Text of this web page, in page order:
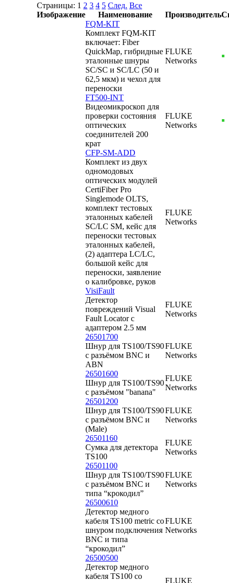
Страницы: 1 2 3 4 5 След. Все
Изображение
Наименование Производитель
FQM-KIT
Комплект FQM-KIT
включает: Fiber
QuickMap, гибридные
эталонные шнуры
SC/SC и SC/LC (50 и
62,5 мкм) и чехол для
переноски
FLUKE
Networks
FT500-INT
Видеомикроскоп для
проверки состояния
оптических
соединителей 200
крат
FLUKE
Networks
CFP-SM-ADD
Комплект из двух
одномодовых
оптических модулей
CertiFiber Pro
Singlemode OLTS,
комплект тестовых
эталонных кабелей
SC/LC SM, кейс для
переноски тестовых
эталонных кабелей,
(2) адаптера LC/LC,
большой кейс для
переноски, заявление
о калибровке, руков
FLUKE
Networks
VisiFault
Детектор
повреждений Visual
Fault Locator с
адаптером 2.5 мм
FLUKE
Networks
26501700
Шнур для TS100/TS90
с разъёмом BNC и
ABN
FLUKE
Networks
26501600
Шнур для TS100/TS90
с разъёмом "banana"
FLUKE
Networks
26501200
Шнур для TS100/TS90
с разъёмом BNC и
(Male)
FLUKE
Networks
26501160
Сумка для детектора
TS100
FLUKE
Networks
26501100
Шнур для TS100/TS90
с разъёмом BNC и
типа “крокодил”
FLUKE
Networks
26500610
Детектор медного
кабеля TS100 metric со
шнуром подключения
BNC и типа
“крокодил”
FLUKE
Networks
26500500
Детектор медного
кабеля TS100 со
FLUKE